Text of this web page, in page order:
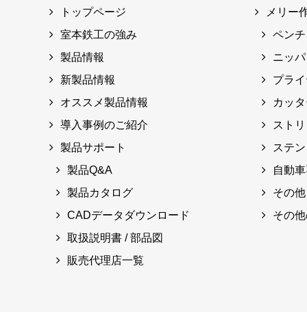
トップページ
室本鉄工の強み
製品情報
新製品情報
オススメ製品情報
導入事例のご紹介
製品サポート
製品Q&A
製品カタログ
CADデータダウンロード
取扱説明書 / 部品図
販売代理店一覧
メリー
ペンチ
ニッパ
プラ
カッ
スト
ステ
自動
その
その